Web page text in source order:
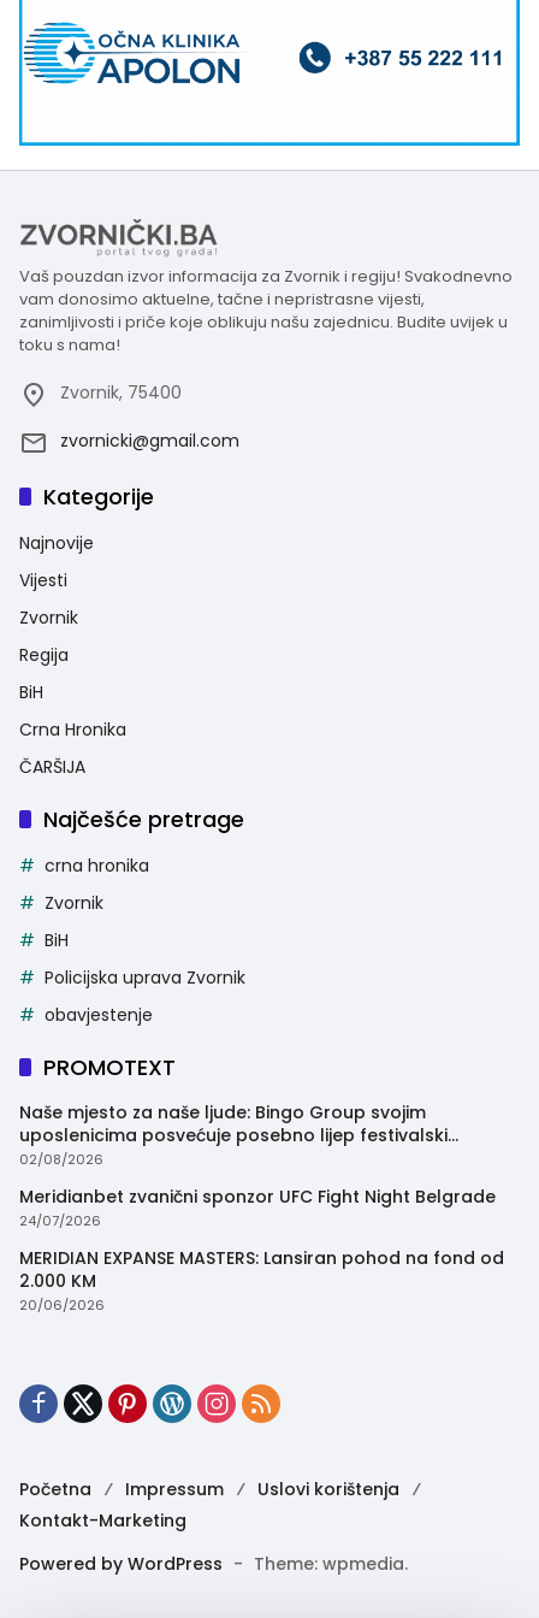
Vaš pouzdan izvor informacija za Zvornik i regiju! Svakodnevno
vam donosimo aktuelne, tačne i nepristrasne vijesti,
zanimljivosti i priče koje oblikuju našu zajednicu. Budite uvijek u
toku s nama!
Zvornik, 75400
zvornicki@gmail.com
Kategorije
Najnovije
Vijesti
Zvornik
Regija
BiH
Crna Hronika
ČARŠIJA
Najčešće pretrage
crna hronika
Zvornik
BiH
Policijska uprava Zvornik
obavjestenje
PROMOTEXT
Naše mjesto za naše ljude: Bingo Group svojim
uposlenicima posvećuje posebno lijep festivalski
trenutak
02/08/2026
Meridianbet zvanični sponzor UFC Fight Night Belgrade
24/07/2026
MERIDIAN EXPANSE MASTERS: Lansiran pohod na fond od
2.000 KM
20/06/2026
Početna Impressum
Uslovi korištenja
Kontakt-Marketing
Powered by WordPress - Theme: wpmedia.